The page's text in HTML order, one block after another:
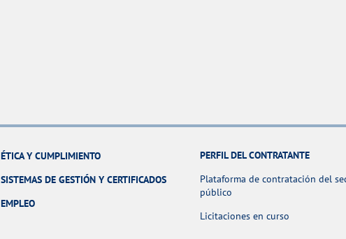
ÉTICA Y CUMPLIMIENTO
SISTEMAS DE GESTIÓN Y CERTIFICADOS
EMPLEO
PERFIL DEL CONTRATANTE
Plataforma de contratación del
público
Licitaciones en curso